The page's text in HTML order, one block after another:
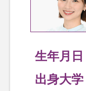
生年月日
出身大学